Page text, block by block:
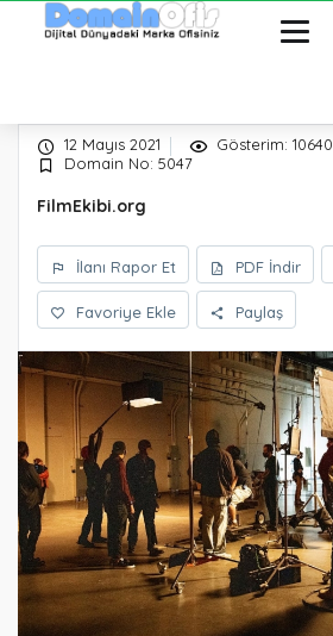
12 Mayıs 2021
Gösterim: 10640
Domain No: 5047
FilmEkibi.org
İlanı Rapor Et PDF İndir
Favoriye Ekle Paylaş